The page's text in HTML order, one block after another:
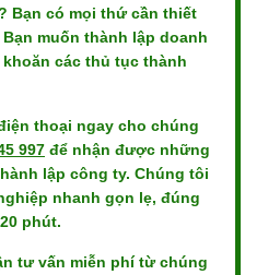
Bạn có mọi thứ cần thiết
muốn thành lập doanh
các thủ tục thành
thoại ngay cho chúng
997 để nhận được những
lập công ty. Chúng tôi
nhanh gọn lẹ, đúng
phút.
tư vấn miễn phí từ chúng